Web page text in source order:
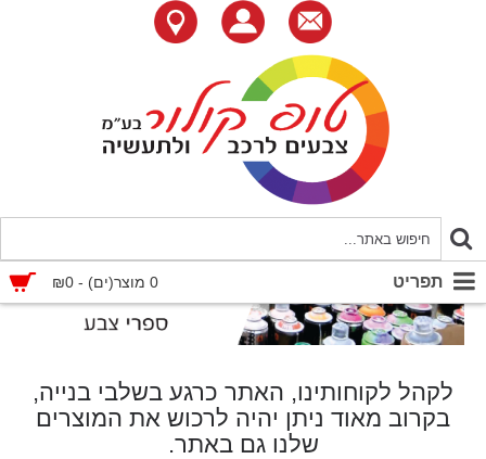
0 מוצר(ים) - ₪0 תפריט
לקהל לקוחותינו, האתר כרגע בשלבי בנייה,
בקרוב מאוד ניתן יהיה לרכוש את המוצרים
שלנו גם באתר.